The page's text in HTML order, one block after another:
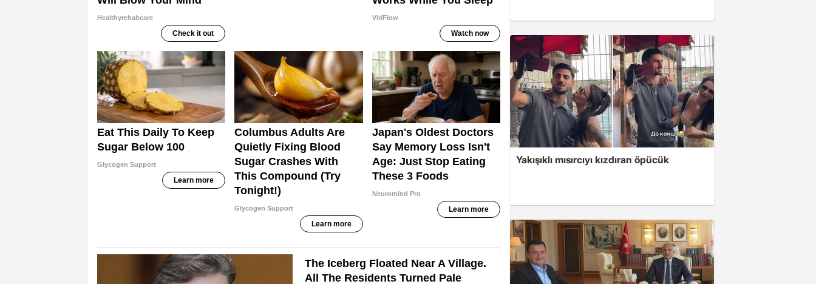
Yakışıklı mısırcıyı kızdıran öpücük